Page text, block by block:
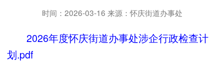
时间：2026-03-16 来源：怀庆街道办事处
2026年度怀庆街道办事处涉企行政检查计
划.pdf